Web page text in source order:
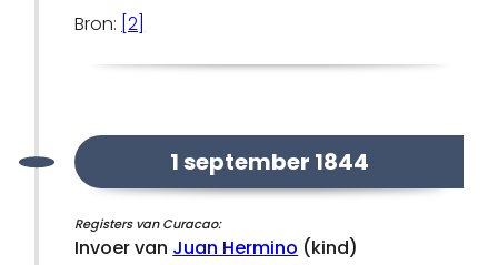
Bron: [2]
1 september 1844
Registers van Curacao:
Invoer van Juan Hermino (kind)